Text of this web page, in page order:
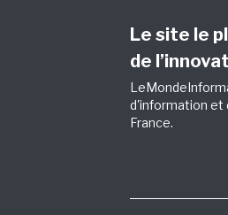
Le site le
de
d'information et
France.